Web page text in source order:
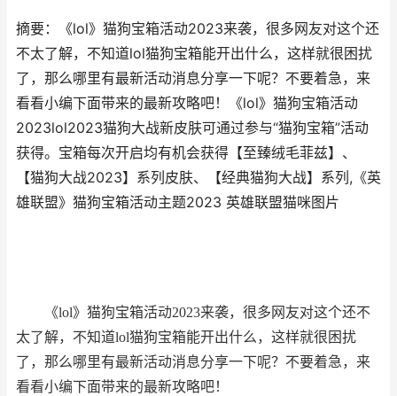
摘要：《lol》猫狗宝箱活动2023来袭，很多网友对这个还
不太了解，不知道lol猫狗宝箱能开出什么，这样就很困扰
了，那么哪里有最新活动消息分享一下呢？不要着急，来
看看小编下面带来的最新攻略吧！《lol》猫狗宝箱活动
2023lol2023猫狗大战新皮肤可通过参与“猫狗宝箱”活动
获得。宝箱每次开启均有机会获得【至臻绒毛菲兹】、
【猫狗大战2023】系列皮肤、【经典猫狗大战】系列,《英
雄联盟》猫狗宝箱活动主题2023 英雄联盟猫咪图片
《lol》猫狗宝箱活动2023来袭，很多网友对这个还不
太了解，不知道lol猫狗宝箱能开出什么，这样就很困扰
了，那么哪里有最新活动消息分享一下呢？不要着急，来
看看小编下面带来的最新攻略吧！